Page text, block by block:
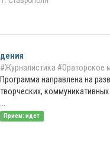
#Журналистика #Ораторское
Программа направлена на
творческих,
Прием: идет